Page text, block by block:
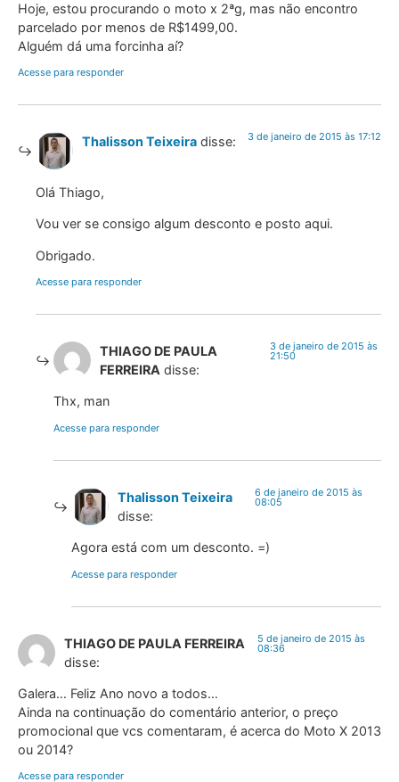
Hoje, estou procurando o moto x 2ªg, mas não encontro
parcelado por menos de R$1499,00.
Alguém dá uma forcinha aí?
Acesse para responder
Thalisson Teixeira disse: 3 de janeiro de 2015 às 17:12
Olá Thiago,
Vou ver se consigo algum desconto e posto aqui.
Obrigado.
Acesse para responder
THIAGO DE PAULA
FERREIRA disse:
3 de janeiro de 2015 às
21:50
Thx, man
Acesse para responder
Thalisson Teixeira
disse:
6 de janeiro de 2015 às
08:05
Agora está com um desconto. =)
Acesse para responder
THIAGO DE PAULA FERREIRA
disse:
5 de janeiro de 2015 às
08:36
Galera… Feliz Ano novo a todos…
Ainda na continuação do comentário anterior, o preço
promocional que vcs comentaram, é acerca do Moto X 2013
ou 2014?
Acesse para responder